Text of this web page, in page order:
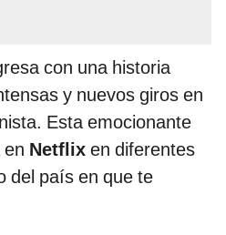
con una historia
y nuevos giros en
Esta emocionante
Netflix en diferentes
del país en que te